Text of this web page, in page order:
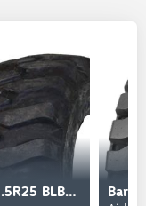
Barkley 3.5R25 BLB07S+ 201A2 L5